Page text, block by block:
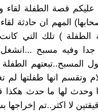
قصة الطفلة لقاء
المهم ان حادثة
الطفلة ) تلك التي
جدا وفيه مسبح
المسبح..تبعتهم
وتقسم انها طفلتها
وحدث لها ما حدث
لا اكثر..تم